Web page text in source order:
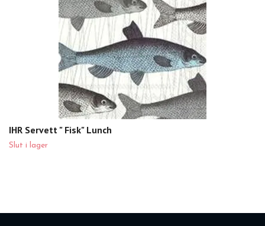
IHR Servett " Fisk" Lunch
Slut i lager